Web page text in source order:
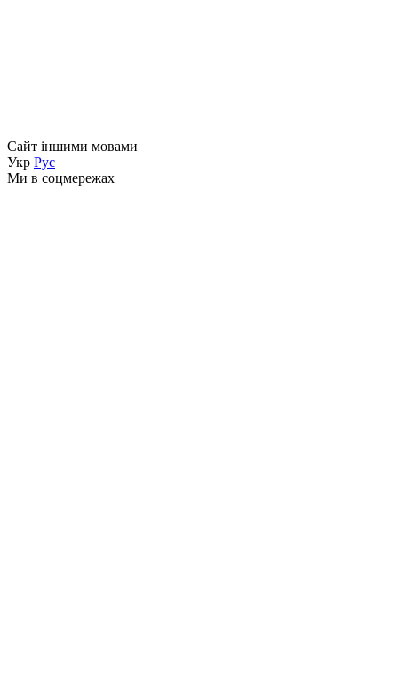
Сайт іншими мовами
Укр Рус
Ми в соцмережах